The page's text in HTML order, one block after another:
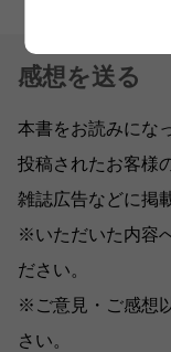
感想を送る
本書をお読みにな
投稿されたお客様
雑誌広告などに掲
※いただいた内容
ださい。
※ご意見・ご感想
さい。